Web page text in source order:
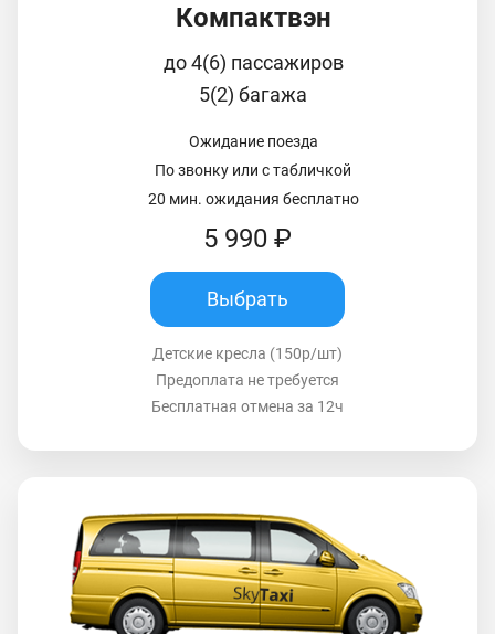
Компактвэн
до 4(6) пассажиров
5(2) багажа
Ожидание поезда
По звонку или с табличкой
20 мин. ожидания бесплатно
5 990 ₽
Выбрать
Детские кресла (150р/шт)
Предоплата не требуется
Бесплатная отмена за 12ч